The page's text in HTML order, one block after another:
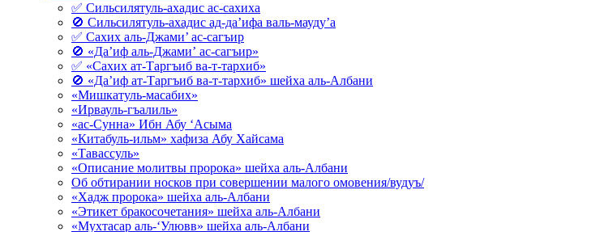
✅ Сильсилятуль-ахадис ас-сахиха
🚫 Сильсилятуль-ахадис ад-да’ифа валь-мауду’а
✅ Сахих аль-Джами’ ас-сагъир
🚫 «Да’иф аль-Джами’ ас-сагъир»
✅ «Сахих ат-Таргъиб ва-т-тархиб»
🚫 «Да’иф ат-Таргъиб ва-т-тархиб» шейха аль-Албани
«Мишкатуль-масабих»
«Ирвауль-гъалиль»
«ас-Сунна» Ибн Абу ‘Асыма
«Китабуль-ильм» хафиза Абу Хайсама
«Тавассуль»
«Описание молитвы пророка» шейха аль-Албани
Об обтирании носков при совершении малого омовения/вудуъ/
«Хадж пророка» шейха аль-Албани
«Этикет бракосочетания» шейха аль-Албани
«Мухтасар аль-‘Улювв» шейха аль-Албани